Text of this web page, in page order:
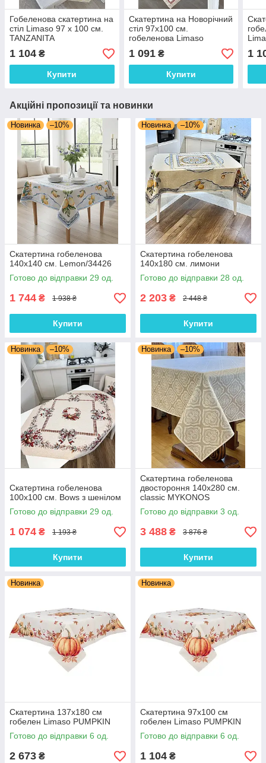
Гобеленова скатертина на
стіл Limaso 97 х 100 см.
TANZANITA
1 104 ₴
Купити
Скатертина на Новорічний
стіл 97х100 см.
гобеленова Limaso
CASCANUECES
1 091₴
Купити
1
Акційні пропозиції та новинки
Новинка –10%
Скатертина гобеленова
140х140 см. Lemon/34426
Готово до відправки 29 од.
1 744 ₴ 1 938 ₴
Купити
Новинка –10%
Скатертина гобеленова
140х180 см. лимони
Готово до відправки 28 од.
2 203 ₴ 2 448 ₴
Купити
Новинка –10%
Скатертина гобеленова
100х100 см. Bows з шенілом
Готово до відправки 29 од.
1 074 ₴ 1 193 ₴
Купити
Новинка –10%
Скатертина гобеленова
двостороння 140х280 см.
classic MYKONOS
Готово до відправки 3 од.
3 488 ₴ 3 876 ₴
Купити
Новинка
Скатертина 137х180 см
гобелен Limaso PUMPKIN
Готово до відправки 6 од.
2 673 ₴
Новинка
Скатертина 97х100 см
гобелен Limaso PUMPKIN
Готово до відправки 6 од.
1 104 ₴